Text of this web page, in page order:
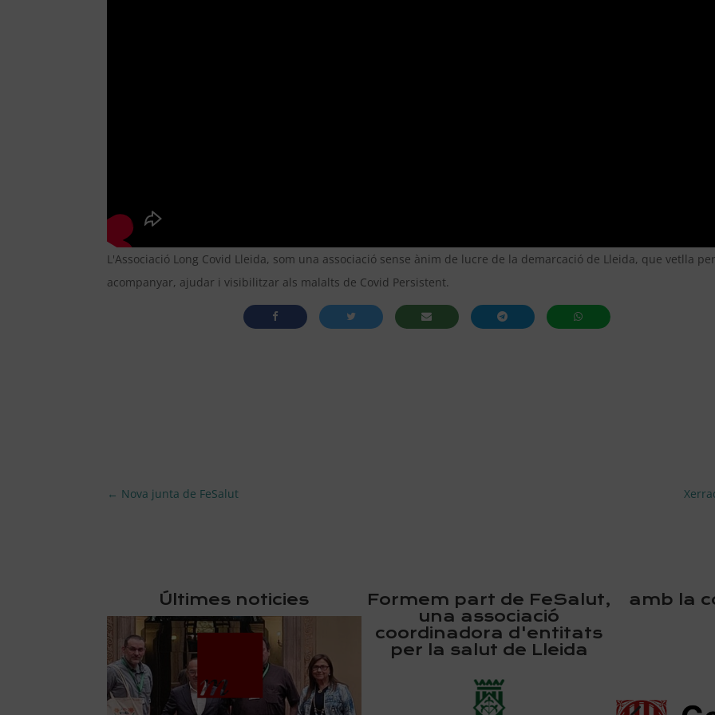
L'Associació Long Covid Lleida, som una associació sense ànim de lucre de la demarcació de Lleida, que vetlla
acompanyar, ajudar i visibilitzar als malalts de Covid Persistent.
← Nova junta de FeSalut
Últimes noticies
Formem part de FeSalut,
una associació
coordinadora d'entitats
per la salut de Lleida
El nostre principal objectiu és esdevenir en
referent d’un grup d’associacions de salut que
amb la